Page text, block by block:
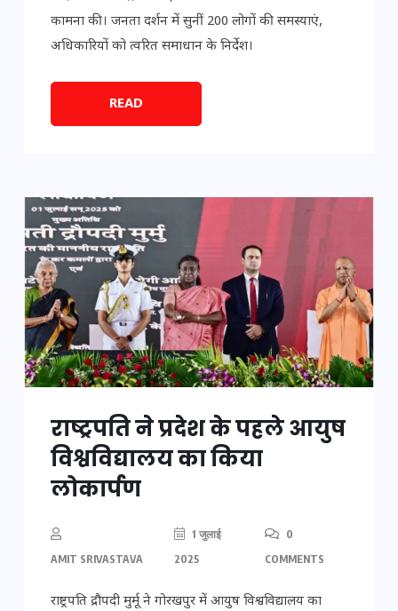
कामना की। जनता दर्शन में सुनीं 200 लोगों की समस्याएं,
अधिकारियों को त्वरित समाधान के निर्देश।
READ
राष्ट्रपति ने प्रदेश के पहले आयुष
विश्वविद्यालय का किया
लोकार्पण
AMIT SRIVASTAVA
1 जुलाई
2025
0
COMMENTS
राष्ट्रपति द्रौपदी मुर्मू ने गोरखपुर में आयुष विश्वविद्यालय का